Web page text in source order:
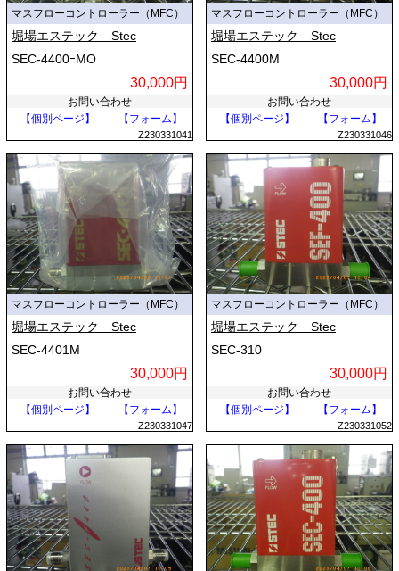
マスフローコントローラー（MFC）
堀場エステック Stec
SEC-4400ｰMO
30,000円
お問い合わせ
【個別ページ】
【フォーム】
Z230331041
マスフローコントローラー（MFC）
堀場エステック Stec
SEC-4400M
30,000円
お問い合わせ
【個別ページ】
【フォーム】
Z230331046
マスフローコントローラー（MFC）
堀場エステック Stec
SEC-4401M
30,000円
お問い合わせ
【個別ページ】
【フォーム】
Z230331047
マスフローコントローラー（MFC）
堀場エステック Stec
SEC-310
30,000円
お問い合わせ
【個別ページ】
【フォーム】
Z230331052